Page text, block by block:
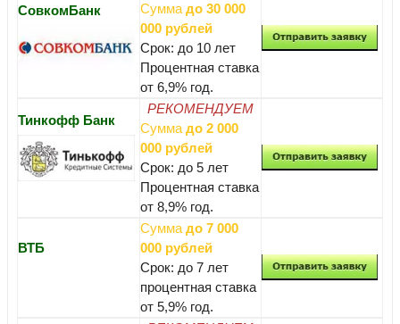
СовкомБанк
Сумма до 30 000
000 рублей
Срок: до 10 лет
Процентная ставка
от 6,9% год.
Тинкофф Банк
РЕКОМЕНДУЕМ
Сумма до 2 000
000 рублей
Срок: до 5 лет
Процентная ставка
от 8,9% год.
ВТБ
Сумма до 7 000
000 рублей
Срок: до 7 лет
процентная ставка
от 5,9% год.